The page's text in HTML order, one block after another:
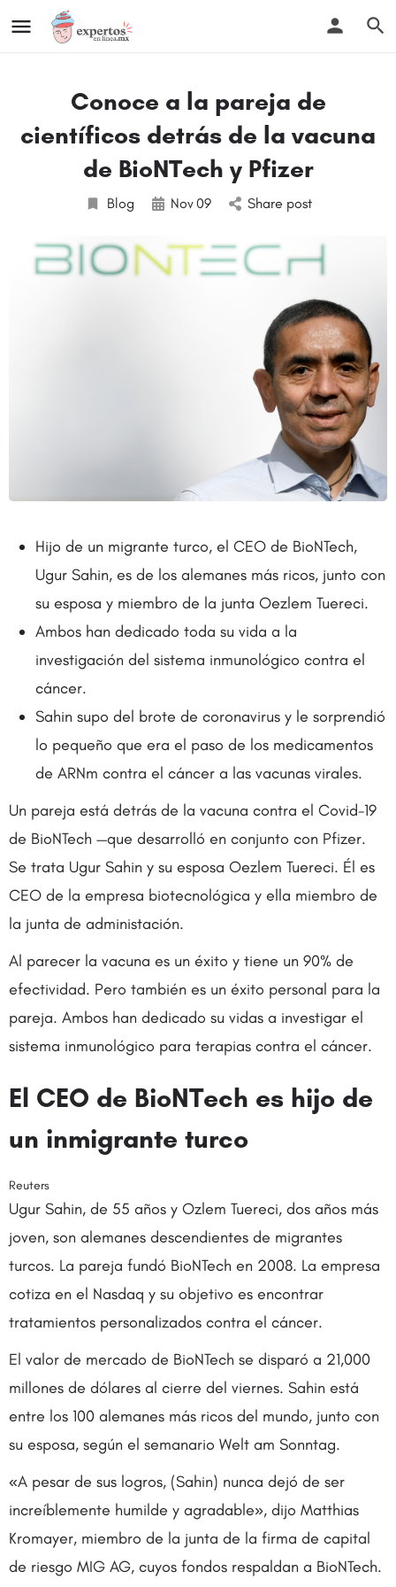
Conoce a la pareja de
científicos detrás de la vacuna
de BioNTech y Pfizer
Blog Nov09 Share post
Hijo de un migrante turco, el CEO de BioNTech,
Ugur Sahin, es de los alemanes más ricos, junto con
su esposa y miembro de la junta Oezlem Tuereci.
Ambos han dedicado toda su vida a la
investigación del sistema inmunológico contra el
cáncer.
Sahin supo del brote de coronavirus y le sorprendió
lo pequeño que era el paso de los medicamentos
de ARNm contra el cáncer a las vacunas virales.
Un pareja está detrás de la vacuna contra el Covid-19
de BioNTech —que desarrolló en conjunto con Pfizer.
Se trata Ugur Sahin y su esposa Oezlem Tuereci. Él es
CEO de la empresa biotecnológica y ella miembro de
la junta de administación.
Al parecer la vacuna es un éxito y tiene un 90% de
efectividad. Pero también es un éxito personal para la
pareja. Ambos han dedicado su vidas a investigar el
sistema inmunológico para terapias contra el cáncer.
El CEO de BioNTech es hijo de
un inmigrante turco
Reuters
Ugur Sahin, de 55 años y Ozlem Tuereci, dos años más
joven, son alemanes descendientes de migrantes
turcos. La pareja fundó BioNTech en 2008. La empresa
cotiza en el Nasdaq y su objetivo es encontrar
tratamientos personalizados contra el cáncer.
El valor de mercado de BioNTech se disparó a 21,000
millones de dólares al cierre del viernes. Sahin está
entre los 100 alemanes más ricos del mundo, junto con
su esposa, según el semanario Welt am Sonntag.
«A pesar de sus logros, (Sahin) nunca dejó de ser
increíblemente humilde y agradable», dijo Matthias
Kromayer, miembro de la junta de la firma de capital
de riesgo MIG AG, cuyos fondos respaldan a BioNTech.